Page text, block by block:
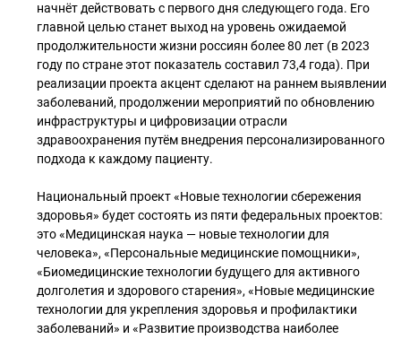
начнёт действовать с первого дня следующего года. Его
главной целью станет выход на уровень ожидаемой
продолжительности жизни россиян более 80 лет (в 2023
году по стране этот показатель составил 73,4 года). При
реализации проекта акцент сделают на раннем выявлении
заболеваний, продолжении мероприятий по обновлению
инфраструктуры и цифровизации отрасли
здравоохранения путём внедрения персонализированного
подхода к каждому пациенту.
Национальный проект «Новые технологии сбережения
здоровья» будет состоять из пяти федеральных проектов:
это «Медицинская наука — новые технологии для
человека», «Персональные медицинские помощники»,
«Биомедицинские технологии будущего для активного
долголетия и здорового старения», «Новые медицинские
технологии для укрепления здоровья и профилактики
заболеваний» и «Развитие производства наиболее